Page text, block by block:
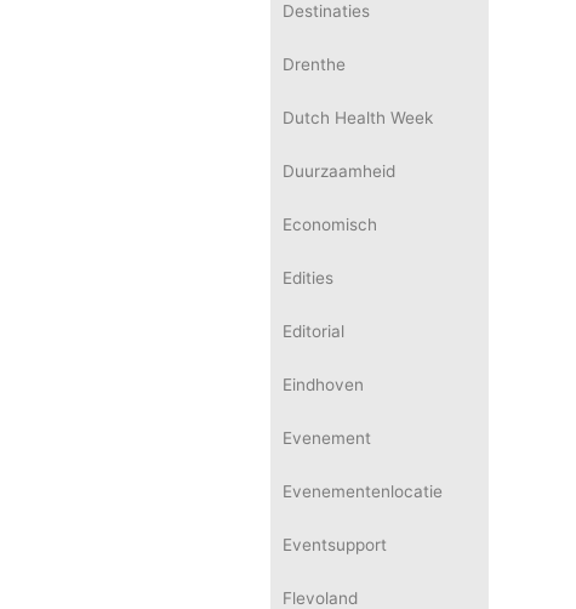
Destinaties
Drenthe
Dutch Health Week
Duurzaamheid
Economisch
Edities
Editorial
Eindhoven
Evenement
Evenementenlocatie
Eventsupport
Flevoland